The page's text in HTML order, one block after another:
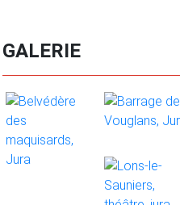
GALERIE